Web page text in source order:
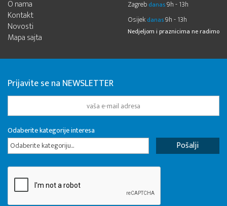
O nama
Kontakt
Novosti
Mapa sajta
Zagreb danas9h - 13h
Osijek danas9h - 13h
Nedjeljom i praznicima ne radimo
Prijavite se na NEWSLETTER
Odaberite kategorije interesa
Odaberite kategoriju...